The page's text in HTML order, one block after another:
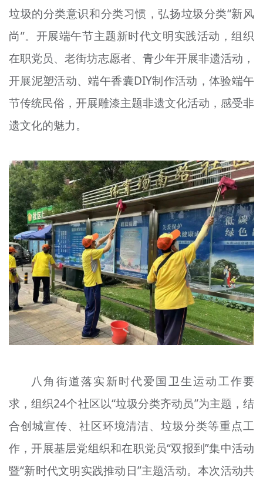
垃圾的分类意识和分类习惯，弘扬垃圾分类“新风
尚”。开展端午节主题新时代文明实践活动，组织
在职党员、老街坊志愿者、青少年开展非遗活动，
开展泥塑活动、端午香囊DIY制作活动，体验端午
节传统民俗，开展雕漆主题非遗文化活动，感受非
遗文化的魅力。
八角街道落实新时代爱国卫生运动工作要
求，组织24个社区以“垃圾分类齐动员”为主题，结
合创城宣传、社区环境清洁、垃圾分类等重点工
作，开展基层党组织和在职党员“双报到”集中活动
暨“新时代文明实践推动日”主题活动。本次活动共